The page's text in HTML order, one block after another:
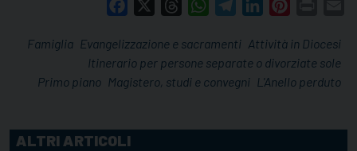
Facebook ThreadsWhatsAppTelegramLinkedIn
Attività in Diocesi
Evangelizzazione e sacramenti
Famiglia
Itinerario per persone separate o divorziate sole
L'Anello perduto
Magistero, studi e convegni
Primo piano
ALTRI ARTICOLI